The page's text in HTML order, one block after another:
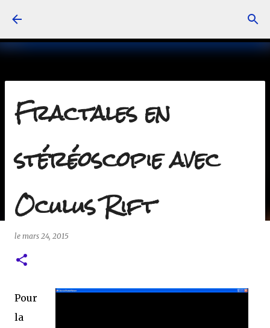
Fractales en
stéréoscopie avec
Oculus Rift
le mars 24, 2015
Pour
la